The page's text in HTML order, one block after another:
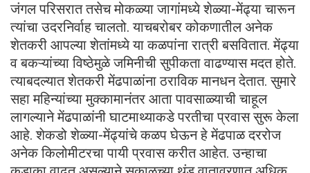
जंगल परिसरात तसेच मोकळ्या जागांमध्ये शेळ्या-मेंढ्या चारून
त्यांचा उदरनिर्वाह चालतो. याचबरोबर कोकणातील अनेक
शेतकरी आपल्या शेतांमध्ये या कळपांना रात्री बसवितात. मेंढ्या
व बकऱ्यांच्या विष्ठेमुळे जमिनीची सुपीकता वाढण्यास मदत होते.
त्याबदल्यात शेतकरी मेंढपाळांना ठराविक मानधन देतात. सुमारे
सहा महिन्यांच्या मुक्कामानंतर आता पावसाळ्याची चाहूल
लागल्याने मेंढपाळांनी घाटमाथ्याकडे परतीचा प्रवास सुरू केला
आहे. शेकडो शेळ्या-मेंढ्यांचे कळप घेऊन हे मेंढपाळ दररोज
अनेक किलोमीटरचा पायी प्रवास करीत आहेत. उन्हाचा